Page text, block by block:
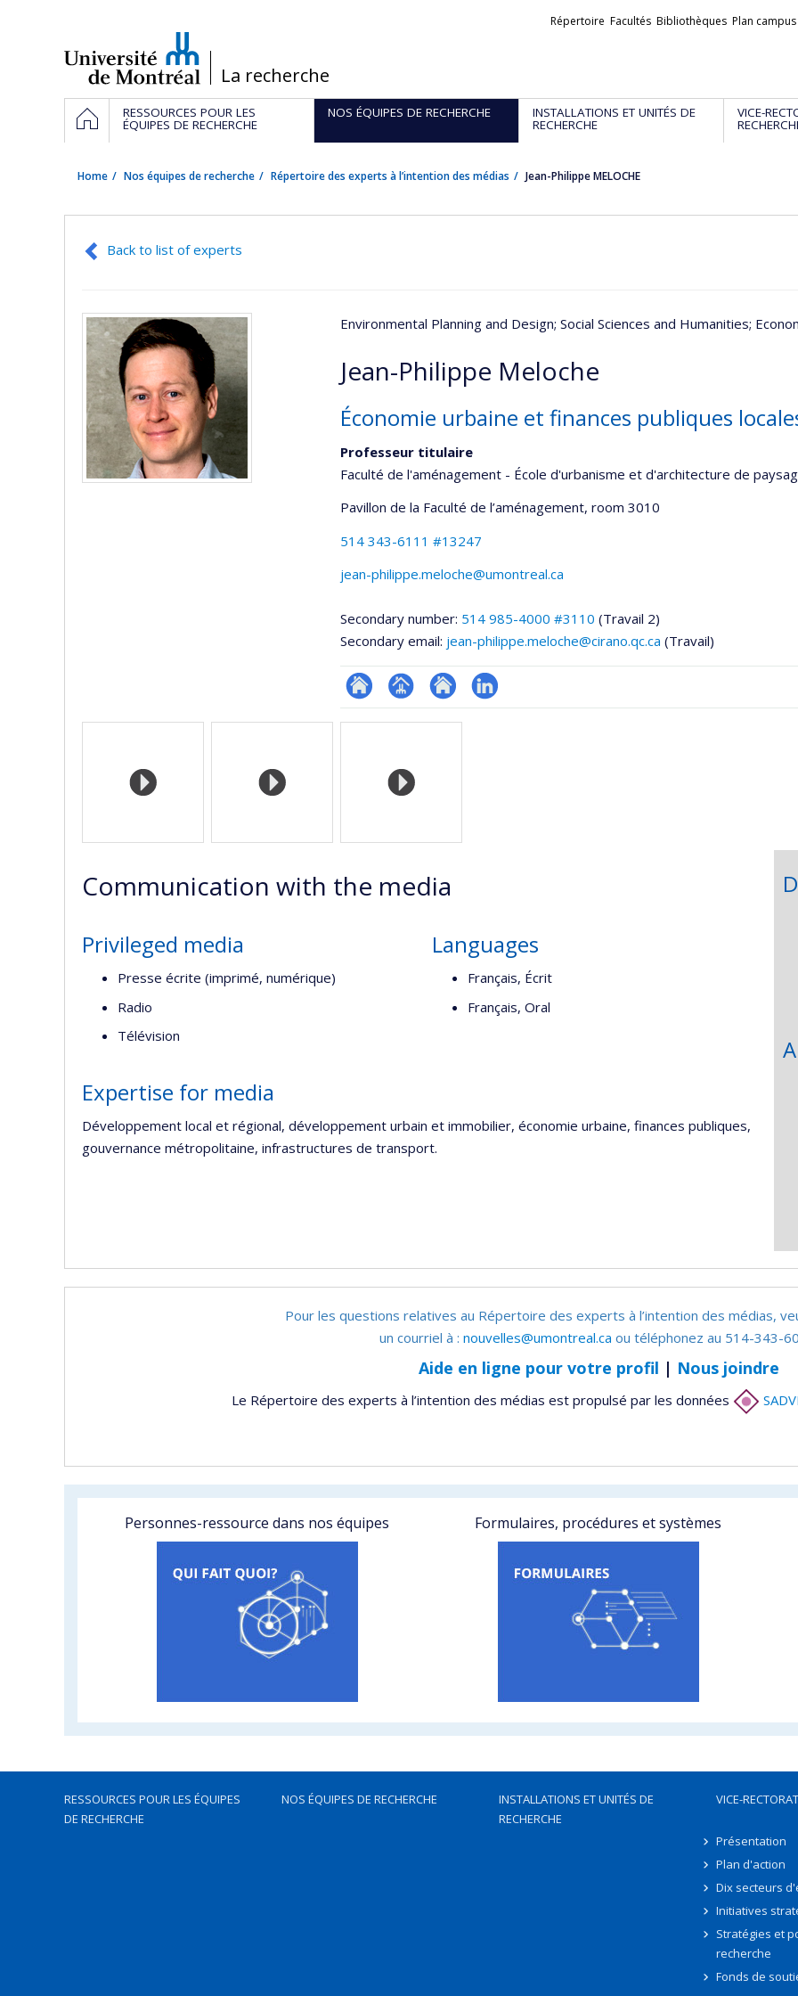
/La recherche
Liens
Répertoire Facultés Bibliothèques Plan campus
Navigation
principale
HOMERESSOURCES POUR LES
ÉQUIPES DE RECHERCHE
NOS ÉQUIPES DE RECHERCHE INSTALLATIONS ET UNITÉS DE
RECHERCHE
VICE-
Home Nos équipes de recherche Répertoire des experts à l’intention des médias Jean-Philippe MELOCHE
Back to list of experts
Environmental Planning and Design; Social Sciences and Humanities;
Jean-Philippe Meloche
Économie urbaine et finances publiques
Professeur titulaire
Faculté de l'aménagement - École d'urbanisme et d'architecture de
Pavillon de la Faculté de l’aménagement, room 3010
514 343-6111 #13247
jean-philippe.meloche@umontreal.ca
Secondary number: 514 985-4000 #3110 (Travail 2)
Secondary email: jean-philippe.meloche@cirano.qc.ca (Travail)
ResearchGate
Page Site
LinkedIn
Media
Communication with the media
Privileged media
Presse écrite (imprimé, numérique)
Radio
Télévision
Languages
Français, Écrit
Français, Oral
Expertise for media
Développement local et régional, développement urbain et immobilier, économie urbaine, finances publiques,
gouvernance métropolitaine, infrastructures de transport.
Pour les questions relatives au Répertoire des experts à l’intention des médias,
un courriel à : nouvelles@umontreal.ca ou téléphonez au 514-343-
Aide en ligne pour votre profil | Nous joindre
Le Répertoire des experts à l’intention des médias est propulsé par les données
Personnes-ressource dans nos équipes Formulaires, procédures et systèmes
RESSOURCES POUR LES ÉQUIPES
DE RECHERCHE
NOS ÉQUIPES DE RECHERCHE
INSTALLATIONS ET UNITÉS DE
RECHERCHE
VICE-
Présentation
Plan d'action
Dix secteurs
Initiatives
Stratégies et
recherche
Fonds de